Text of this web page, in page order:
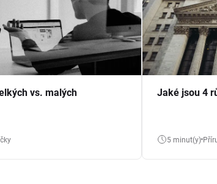
vs. malých
Jaké jsou 4
5 minut(y)